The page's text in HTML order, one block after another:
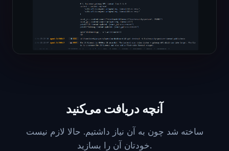
آنچه دریافت می‌کنید
ساخته شد چون به آن نیاز داشتیم. حالا لازم نیست
خودتان آن را بسازید.